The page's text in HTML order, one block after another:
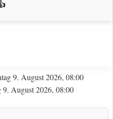
9. August 2026, 08:00
August 2026, 08:00